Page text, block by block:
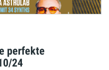
perfekte
24